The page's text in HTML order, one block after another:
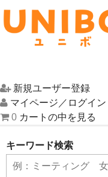
HOME
UNIBOについて
新規ユーザー登録
マイページ／ログイン
0 カートの中を見る
キーワード検索